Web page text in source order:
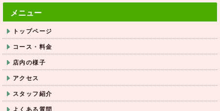
メニュー
トップページ
コース・料金
店内の様子
アクセス
スタッフ紹介
よくある質問